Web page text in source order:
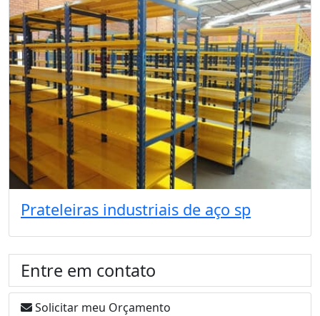
Prateleiras industriais de aço sp
Entre em contato
Solicitar meu Orçamento